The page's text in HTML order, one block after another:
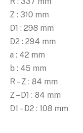
Z : 310 mm
D1 : 298 mm
D2 : 294 mm
a : 42 mm
b : 45 mm
R – Z : 84 mm
Z – D1 : 84 mm
D1 – D2 : 108 mm